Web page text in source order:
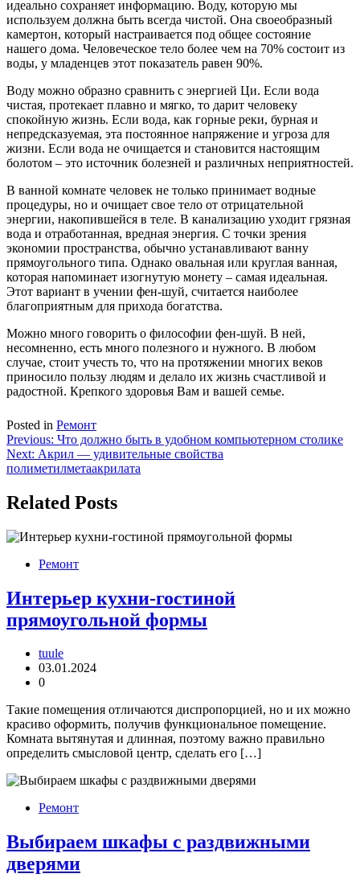
идеально сохраняет информацию. Воду, которую мы
используем должна быть всегда чистой. Она своеобразный
камертон, который настраивается под общее состояние
нашего дома. Человеческое тело более чем на 70% состоит из
воды, у младенцев этот показатель равен 90%.
Воду можно образно сравнить с энергией Ци. Если вода
чистая, протекает плавно и мягко, то дарит человеку
спокойную жизнь. Если вода, как горные реки, бурная и
непредсказуемая, эта постоянное напряжение и угроза для
жизни. Если вода не очищается и становится настоящим
болотом – это источник болезней и различных неприятностей.
В ванной комнате человек не только принимает водные
процедуры, но и очищает свое тело от отрицательной
энергии, накопившейся в теле. В канализацию уходит грязная
вода и отработанная, вредная энергия. С точки зрения
экономии пространства, обычно устанавливают ванну
прямоугольного типа. Однако овальная или круглая ванная,
которая напоминает изогнутую монету – самая идеальная.
Этот вариант в учении фен-шуй, считается наиболее
благоприятным для прихода богатства.
Можно много говорить о философии фен-шуй. В ней,
несомненно, есть много полезного и нужного. В любом
случае, стоит учесть то, что на протяжении многих веков
приносило пользу людям и делало их жизнь счастливой и
радостной. Крепкого здоровья Вам и вашей семье.
Posted in Ремонт
Навигация
по
Previous: Что должно быть в удобном компьютерном столике
Next: Акрил — удивительные свойства
полиметилметаакрилата
Related Posts
Ремонт
Интерьер кухни-гостиной
прямоугольной формы
tuule
03.01.2024
0
Такие помещения отличаются диспропорцией, но и их можно
красиво оформить, получив функциональное помещение.
Комната вытянутая и длинная, поэтому важно правильно
определить смысловой центр, сделать его […]
Ремонт
Выбираем шкафы с раздвижными
дверями